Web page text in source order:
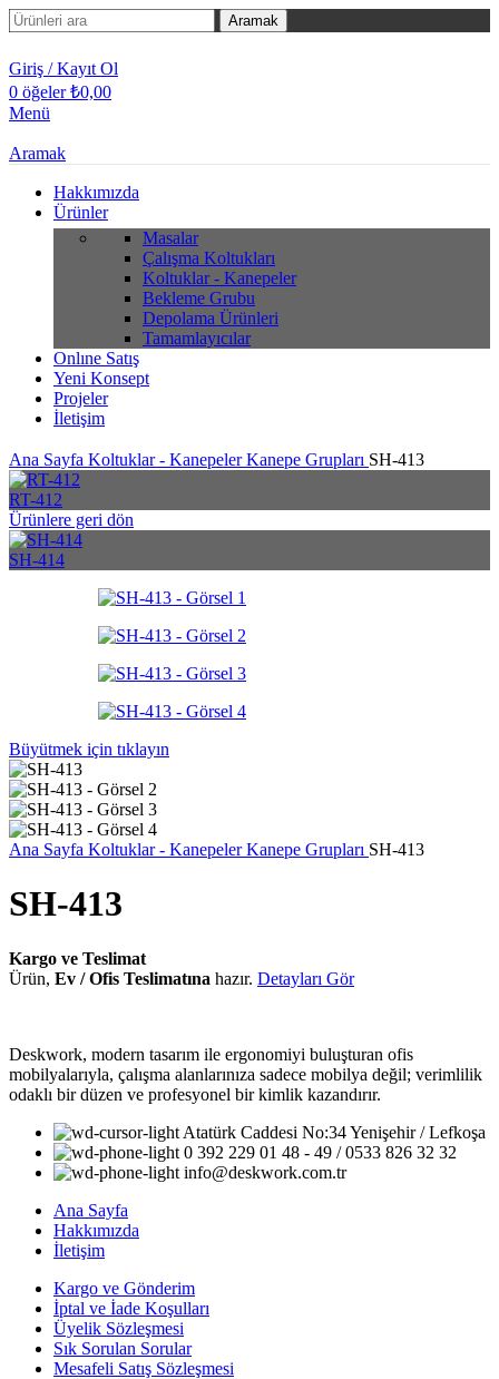
Aramak
Giriş / Kayıt Ol
0 öğeler ₺0,00
Menü
Aramak
Hakkımızda
Ürünler
Masalar
Çalışma Koltukları
Koltuklar - Kanepeler
Bekleme Grubu
Depolama Ürünleri
Tamamlayıcılar
Onlıne Satış
Yeni Konsept
Projeler
İletişim
Ana Sayfa Koltuklar - KanepelerKanepe Grupları SH-413
RT-412
Ürünlere geri dön
SH-414
Büyütmek için tıklayın
Ana Sayfa Koltuklar - KanepelerKanepe Grupları SH-413
SH-413
Kargo ve Teslimat
Ürün, Ev / Ofis Teslimatına hazır. Detayları Gör
Deskwork, modern tasarım ile ergonomiyi buluşturan ofis
mobilyalarıyla, çalışma alanlarınıza sadece mobilya değil; verimlilik
odaklı bir düzen ve profesyonel bir kimlik kazandırır.
Atatürk Caddesi No:34 Yenişehir / Lefkoşa
0 392 229 01 48 - 49 / 0533 826 32 32
info@deskwork.com.tr
Ana Sayfa
Hakkımızda
İletişim
Kargo ve Gönderim
İptal ve İade Koşulları
Üyelik Sözleşmesi
Sık Sorulan Sorular
Mesafeli Satış Sözleşmesi